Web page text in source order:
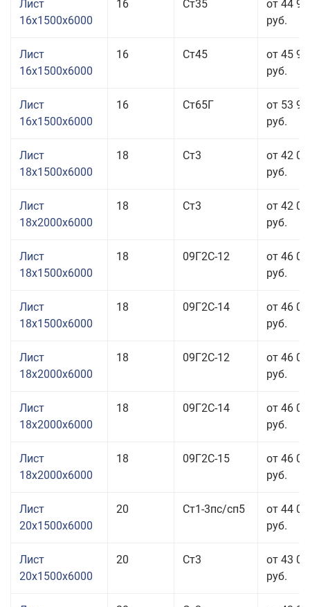
Лист
16x1500x6000
16 Ст35
от 44
руб.
Лист
16x1500x6000
16 Ст45
от 45
руб.
Лист
16x1500x6000
16 Ст65Г
от 53
руб.
Лист
18x1500x6000
18 Ст3
от 42
руб.
Лист
18x2000x6000
18 Ст3
от 42
руб.
Лист
18x1500x6000
18 09Г2С-12
от 46
руб.
Лист
18x1500x6000
18 09Г2С-14
от 46
руб.
Лист
18x2000x6000
18 09Г2С-12
от 46
руб.
Лист
18x2000x6000
18 09Г2С-14
от 46
руб.
Лист
18x2000x6000
18 09Г2С-15
от 46
руб.
Лист
20x1500x6000
20 Ст1-3пс/сп5
от 44
руб.
Лист
20x1500x6000
20 Ст3
от 43
руб.